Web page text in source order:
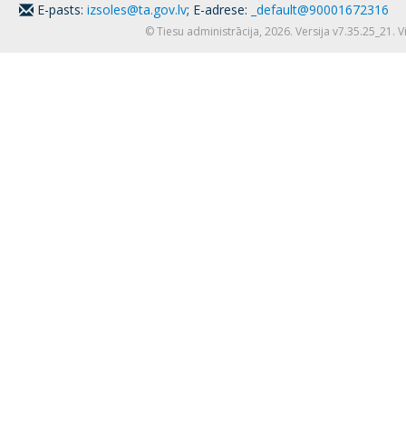
E-pasts: izsoles@ta.gov.lv; E-adrese: _default@90001672316
© Tiesu administrācija, 2026. Versija